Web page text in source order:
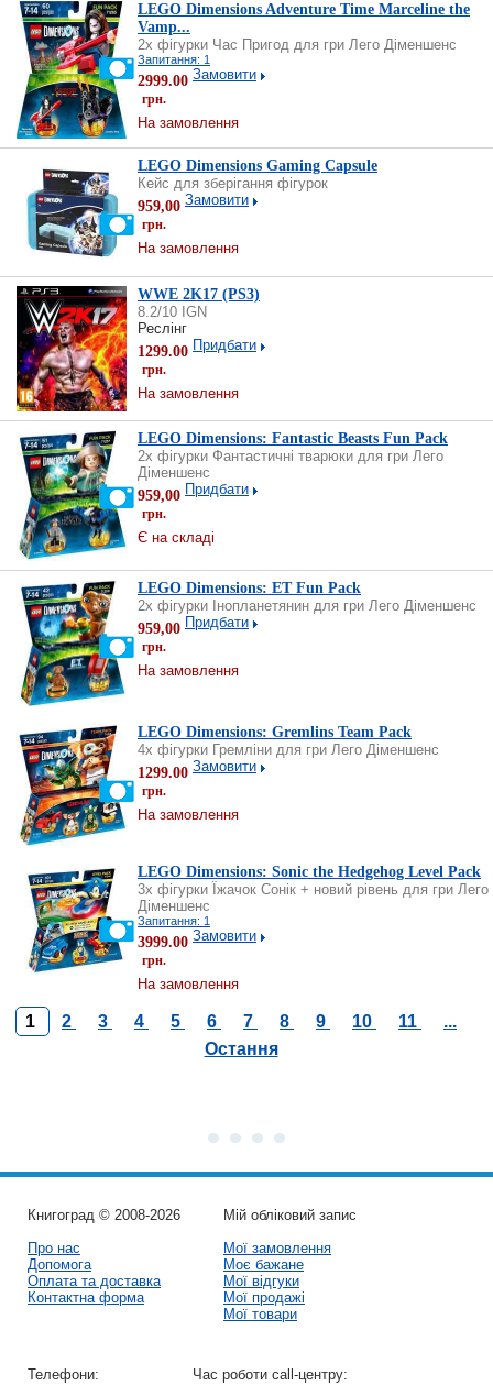
LEGO Dimensions Adventure Time Marceline the
Vamp...
2х фігурки Час Пригод для гри Лего Діменшенс
Запитання: 1
2999.00
грн.
Замовити
На замовлення
LEGO Dimensions Gaming Capsule
Кейс для зберігання фігурок
959,00
грн.
Замовити
На замовлення
WWE 2K17 (PS3)
8.2/10 IGN
Реслінг
1299.00
грн.
Придбати
На замовлення
LEGO Dimensions: Fantastic Beasts Fun Pack
2х фігурки Фантастичні тварюки для гри Лего
Діменшенс
959,00
грн.
Придбати
Є на складі
LEGO Dimensions: ET Fun Pack
2х фігурки Інопланетянин для гри Лего Діменшенс
959,00
грн.
Придбати
На замовлення
LEGO Dimensions: Gremlins Team Pack
4х фігурки Гремліни для гри Лего Діменшенс
1299.00
грн.
Замовити
На замовлення
LEGO Dimensions: Sonic the Hedgehog Level Pack
3х фігурки Їжачок Сонік + новий рівень для гри Лего
Діменшенс
Запитання: 1
3999.00
грн.
Замовити
На замовлення
1 2 3 4 5 6 7 8 9 10 11
...
Остання
Книгоград © 2008-2026
Про нас
Допомога
Оплата та доставка
Контактна форма
Мій обліковий запис
Мої замовлення
Моє бажане
Мої відгуки
Мої продажі
Мої товари
Телефони: Час роботи call-центру: